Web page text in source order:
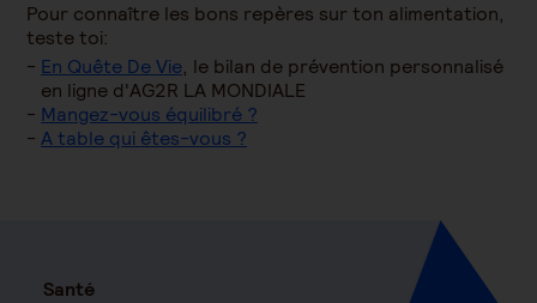
Pour connaître les bons repères sur ton alimentation,
teste toi:
En Quête De Vie, le bilan de prévention personnalisé
en ligne d'AG2R LA MONDIALE
Mangez-vous équilibré ?
A table qui êtes-vous ?
Santé